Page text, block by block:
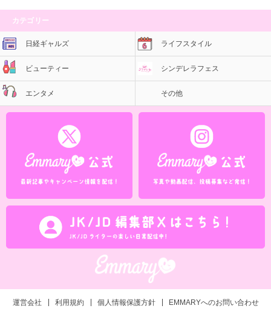
カテゴリー
日経ギャルズ ライフスタイル
ビューティー シンデレラフェス
エンタメ その他
運営会社 利用規約 個人情報保護方針 EMMARYへのお問い合わせ